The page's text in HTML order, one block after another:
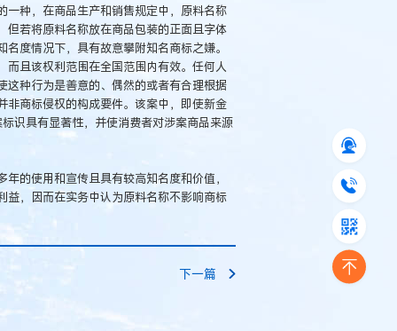
一种，在商品生产和销售规定中，原料名称
但若将原料名称放在商品包装的正面且字体
度情况下，具有故意攀附知名商标之嫌。
且该权利范围在全国范围内有效。任何人
这种行为是善意的、偶然的或者有合理根据
非商标侵权的构成要件。该案中，即使新金
识具有显著性，并使消费者对涉案商品来源
的使用和宣传且具有较高知名度和价值，
益，因而在实务中认为原料名称不影响商标
下一篇